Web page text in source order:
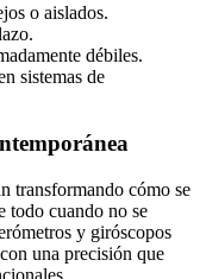
o aislados.
débiles.
sistemas de
transformando cómo se
todo cuando no se
y giróscopos
una precisión que